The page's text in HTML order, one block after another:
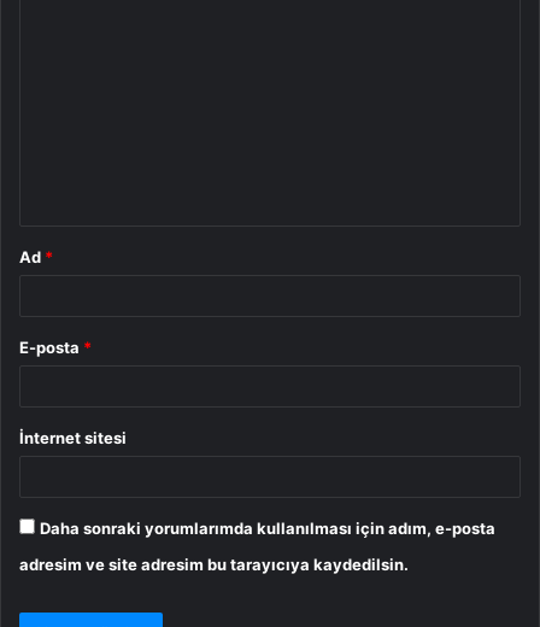
Ad *
E-posta *
İnternet sitesi
Daha sonraki yorumlarımda kullanılması için adım, e-posta
adresim ve site adresim bu tarayıcıya kaydedilsin.